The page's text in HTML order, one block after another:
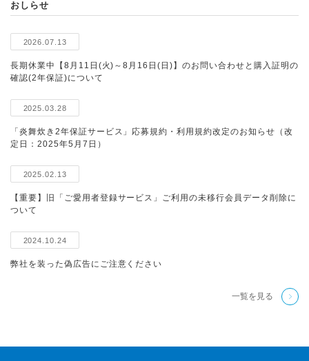
おしらせ
2026.07.13
長期休業中【8月11日(火)～8月16日(日)】のお問い合わせと購入証明の
確認(2年保証)について
2025.03.28
「炎舞炊き2年保証サービス」応募規約・利用規約改定のお知らせ（改
定日：2025年5月7日）
2025.02.13
【重要】旧「ご愛用者登録サービス」ご利用の未移行会員データ削除に
ついて
2024.10.24
弊社を装った偽広告にご注意ください
一覧を見る